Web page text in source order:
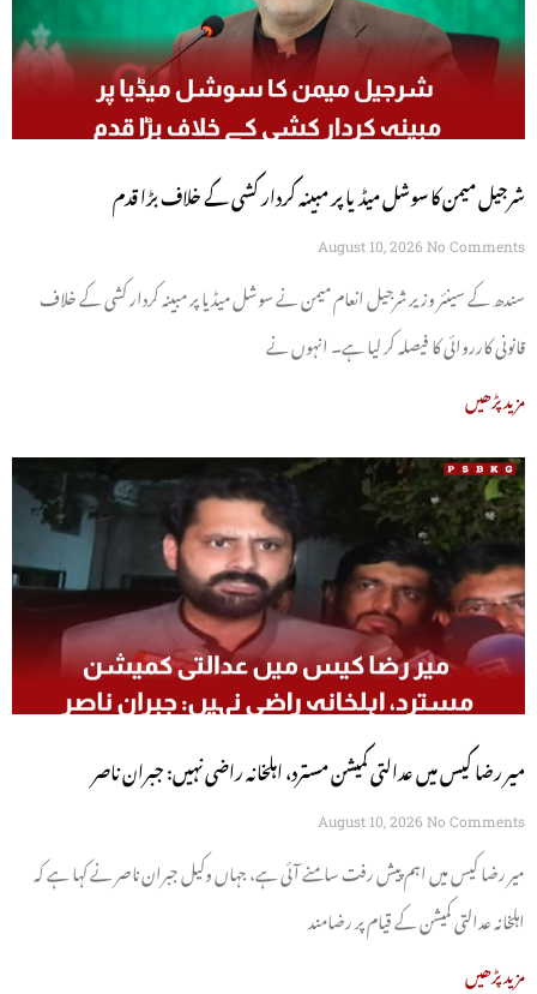
شرجیل میمن کا سوشل میڈیا پر مبینہ کردار کشی کے خلاف بڑا قدم
August 10, 2026 No Comments
سندھ کے سینئر وزیر شرجیل انعام میمن نے سوشل میڈیا پر مبینہ کردار کشی کے خلاف
قانونی کارروائی کا فیصلہ کر لیا ہے۔ انہوں نے
مزید پڑھیں
میر رضا کیس میں عدالتی کمیشن مسترد، اہلخانہ راضی نہیں: جبران ناصر
August 10, 2026 No Comments
میر رضا کیس میں اہم پیش رفت سامنے آئی ہے، جہاں وکیل جبران ناصر نے کہا ہے کہ
اہلخانہ عدالتی کمیشن کے قیام پر رضامند
مزید پڑھیں